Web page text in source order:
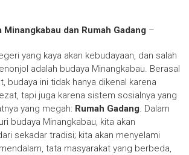
Minangkabau dan Rumah Gadang –
yang kaya akan kebudayaan, dan salah
adalah budaya Minangkabau. Berasal
budaya ini tidak hanya dikenal karena
tapi juga karena sistem sosialnya yang
yang megah: Rumah Gadang. Dalam
budaya Minangkabau, kita akan
sekadar tradisi; kita akan menyelami
tata masyarakat yang berbeda,